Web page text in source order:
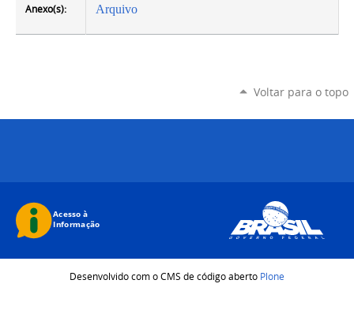
Anexo(s):
Arquivo
Voltar para o topo
Desenvolvido com o CMS de código aberto Plone